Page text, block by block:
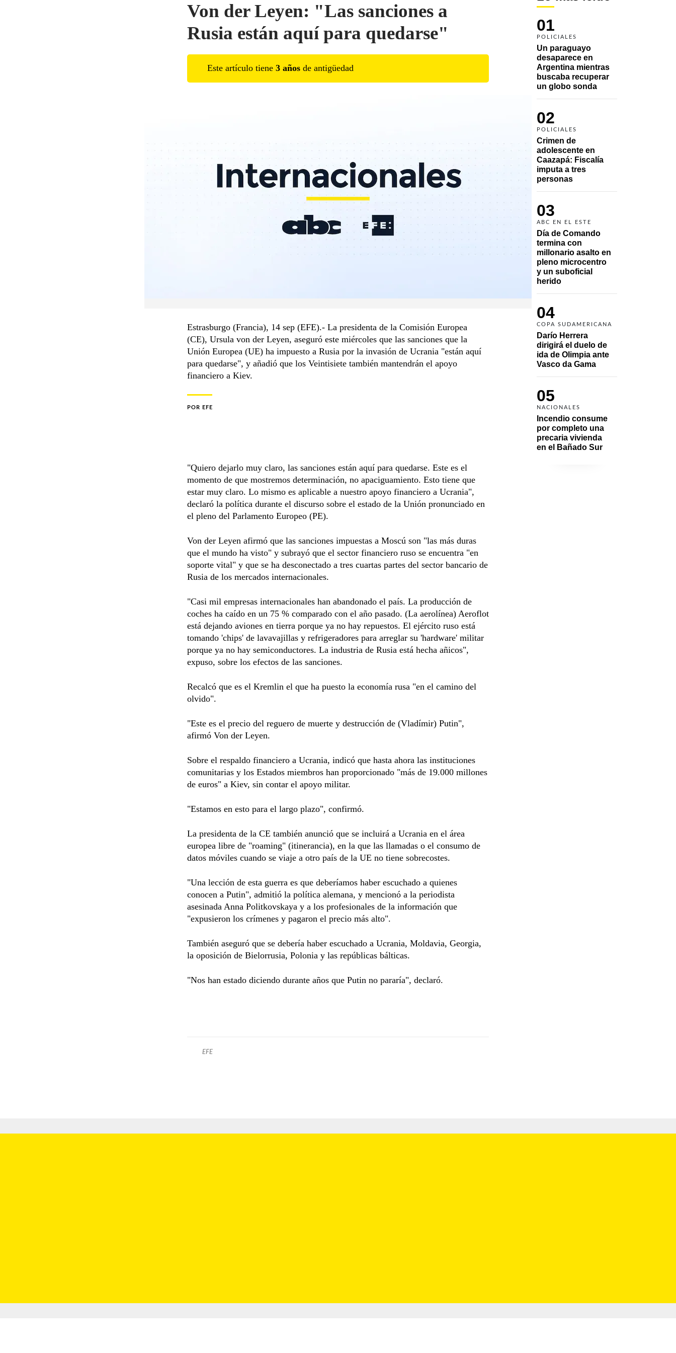
01
POLICIALES
Un paraguayo
desaparece en
Argentina mientras
buscaba recuperar
un globo sonda
02
POLICIALES
Crimen de
adolescente en
Caazapá: Fiscalía
imputa a tres
personas
03
ABC EN EL ESTE
Día de Comando
termina con
millonario asalto en
pleno microcentro
y un suboficial
herido
04
COPA SUDAMERICANA
Darío Herrera
dirigirá el duelo de
ida de Olimpia ante
Vasco da Gama
05
NACIONALES
Incendio consume
por completo una
precaria vivienda
en el Bañado Sur
Von der Leyen: "Las sanciones a
Rusia están aquí para quedarse"
Este artículo tiene 3 años de antigüedad
Estrasburgo (Francia), 14 sep (EFE).- La presidenta de la Comisión Europea
(CE), Ursula von der Leyen, aseguró este miércoles que las sanciones que la
Unión Europea (UE) ha impuesto a Rusia por la invasión de Ucrania "están aquí
para quedarse", y añadió que los Veintisiete también mantendrán el apoyo
financiero a Kiev.
POR EFE
"Quiero dejarlo muy claro, las sanciones están aquí para quedarse. Este es el
momento de que mostremos determinación, no apaciguamiento. Esto tiene que
estar muy claro. Lo mismo es aplicable a nuestro apoyo financiero a Ucrania",
declaró la política durante el discurso sobre el estado de la Unión pronunciado en
el pleno del Parlamento Europeo (PE).
Von der Leyen afirmó que las sanciones impuestas a Moscú son "las más duras
que el mundo ha visto" y subrayó que el sector financiero ruso se encuentra "en
soporte vital" y que se ha desconectado a tres cuartas partes del sector bancario de
Rusia de los mercados internacionales.
"Casi mil empresas internacionales han abandonado el país. La producción de
coches ha caído en un 75 % comparado con el año pasado. (La aerolínea) Aeroflot
está dejando aviones en tierra porque ya no hay repuestos. El ejército ruso está
tomando 'chips' de lavavajillas y refrigeradores para arreglar su 'hardware' militar
porque ya no hay semiconductores. La industria de Rusia está hecha añicos",
expuso, sobre los efectos de las sanciones.
Recalcó que es el Kremlin el que ha puesto la economía rusa "en el camino del
olvido".
"Este es el precio del reguero de muerte y destrucción de (Vladímir) Putin",
afirmó Von der Leyen.
Sobre el respaldo financiero a Ucrania, indicó que hasta ahora las instituciones
comunitarias y los Estados miembros han proporcionado "más de 19.000 millones
de euros" a Kiev, sin contar el apoyo militar.
"Estamos en esto para el largo plazo", confirmó.
La presidenta de la CE también anunció que se incluirá a Ucrania en el área
europea libre de "roaming" (itinerancia), en la que las llamadas o el consumo de
datos móviles cuando se viaje a otro país de la UE no tiene sobrecostes.
"Una lección de esta guerra es que deberíamos haber escuchado a quienes
conocen a Putin", admitió la política alemana, y mencionó a la periodista
asesinada Anna Politkovskaya y a los profesionales de la información que
"expusieron los crímenes y pagaron el precio más alto".
También aseguró que se debería haber escuchado a Ucrania, Moldavia, Georgia,
la oposición de Bielorrusia, Polonia y las repúblicas bálticas.
"Nos han estado diciendo durante años que Putin no pararía", declaró.
EFE